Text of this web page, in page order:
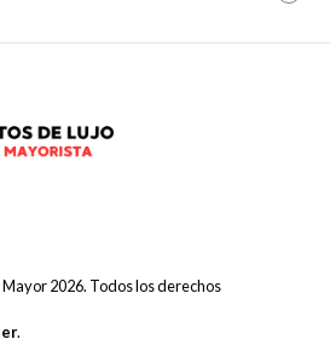
2026. Todos los derechos
.